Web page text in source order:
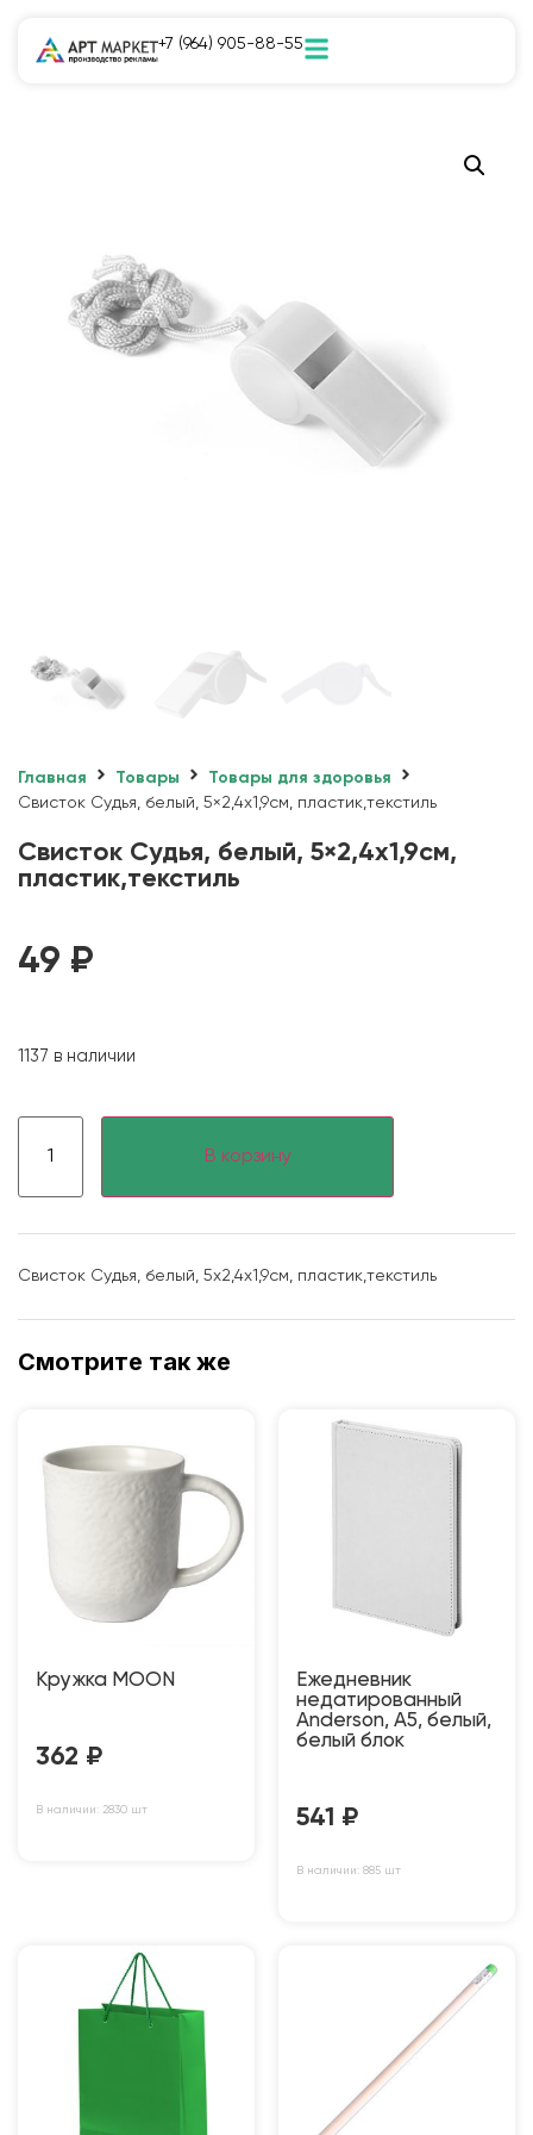
+7 (964) 905-88-55
Главная Товары
Товары для здоровья
Свисток Судья, белый, 5×2,4х1,9см, пластик,текстиль
Свисток Судья, белый, 5×2,4х1,9см,
пластик,текстиль
49 ₽
1137 в наличии
В корзину
Свисток Судья, белый, 5x2,4х1,9см, пластик,текстиль
Смотрите так же
Кружка MOON
362 ₽
В наличии: 2830 шт
Ежедневник
недатированный
Anderson, А5, белый,
белый блок
541 ₽
В наличии: 885 шт